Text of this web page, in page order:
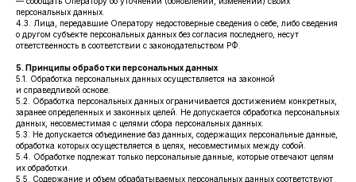
персональных данных.
4.3. Лица, передавшие Оператору недостоверные сведения о себе, либо сведения
о другом субъекте персональных данных без согласия последнего, несут
ответственность в соответствии с законодательством РФ.
5. Принципы обработки персональных данных
5.1. Обработка персональных данных осуществляется на законной
и справедливой основе.
5.2. Обработка персональных данных ограничивается достижением конкретных,
заранее определенных и законных целей. Не допускается обработка персональных
данных, несовместимая с целями сбора персональных данных.
5.3. Не допускается объединение баз данных, содержащих персональные данные,
обработка которых осуществляется в целях, несовместимых между собой.
5.4. Обработке подлежат только персональные данные, которые отвечают целям
их обработки.
5.5. Содержание и объем обрабатываемых персональных данных соответствуют